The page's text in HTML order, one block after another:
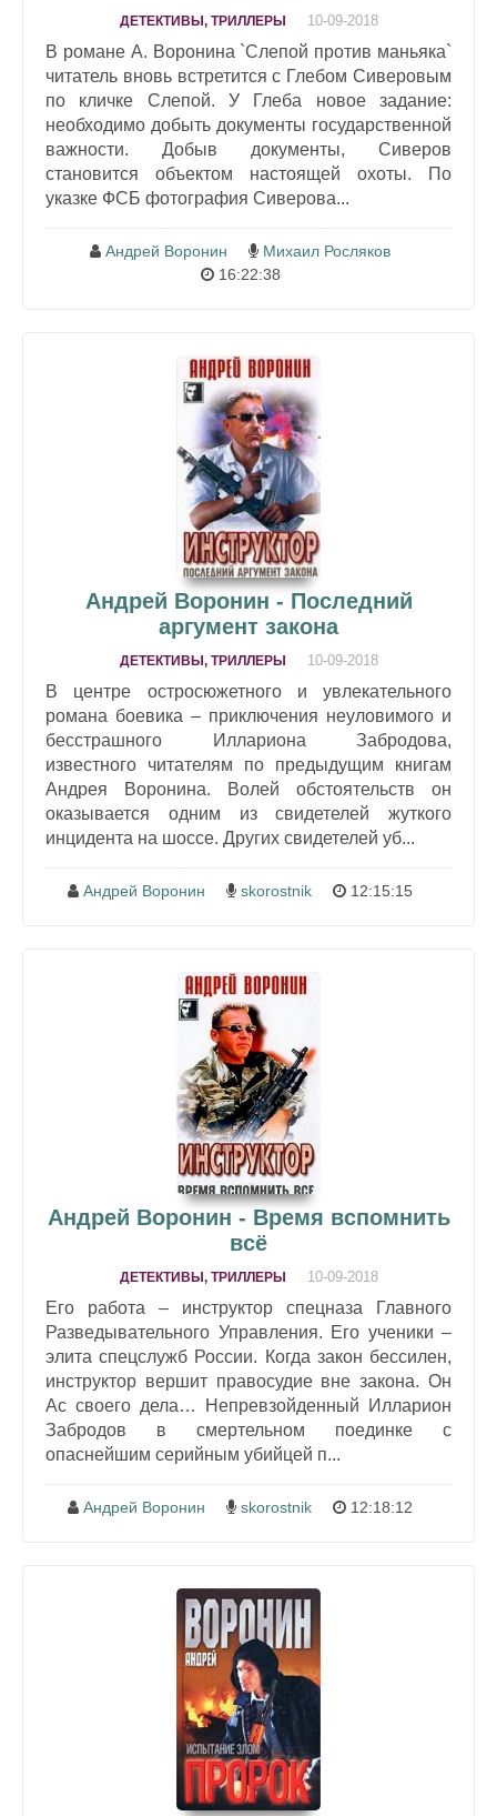
ДЕТЕКТИВЫ, ТРИЛЛЕРЫ 10-09-2018
В романе А. Воронина `Слепой против маньяка`
читатель вновь встретится с Глебом Сиверовым
по кличке Слепой. У Глеба новое задание:
необходимо добыть документы государственной
важности. Добыв документы, Сиверов
становится объектом настоящей охоты. По
указке ФСБ фотография Сиверова...
Андрей Воронин
Михаил Росляков
16:22:38
Андрей Воронин - Последний
аргумент закона
ДЕТЕКТИВЫ, ТРИЛЛЕРЫ 10-09-2018
В центре остросюжетного и увлекательного
романа боевика – приключения неуловимого и
бесстрашного Иллариона Забродова,
известного читателям по предыдущим книгам
Андрея Воронина. Волей обстоятельств он
оказывается одним из свидетелей жуткого
инцидента на шоссе. Других свидетелей уб...
Андрей Воронин skorostnik 12:15:15
Андрей Воронин - Время вспомнить
всё
ДЕТЕКТИВЫ, ТРИЛЛЕРЫ 10-09-2018
Его работа – инструктор спецназа Главного
Разведывательного Управления. Его ученики –
элита спецслужб России. Когда закон бессилен,
инструктор вершит правосудие вне закона. Он
Ас своего дела… Непревзойденный Илларион
Забродов в смертельном поединке с
опаснейшим серийным убийцей п...
Андрей Воронин skorostnik 12:18:12